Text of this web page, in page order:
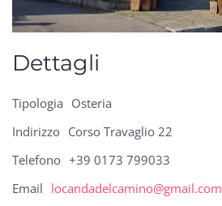
Dettagli
Tipologia Osteria
Indirizzo Corso Travaglio 22
Telefono +39 0173 799033
Email locandadelcamino@gmail.com